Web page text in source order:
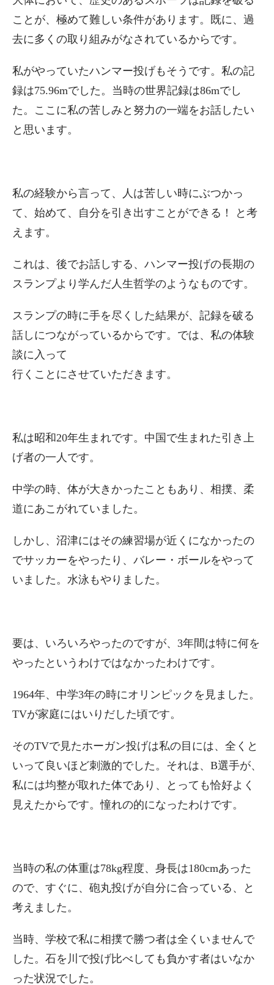
ことが、極めて難しい条件があります。既に、過
去に多くの取り組みがなされているからです。
私がやっていたハンマー投げもそうです。私の記
録は75.96mでした。当時の世界記録は86mでし
た。ここに私の苦しみと努力の一端をお話したい
と思います。
私の経験から言って、人は苦しい時にぶつかっ
て、始めて、自分を引き出すことができる！ と考
えます。
これは、後でお話しする、ハンマー投げの長期の
スランプより学んだ人生哲学のようなものです。
スランプの時に手を尽くした結果が、記録を破る
話しにつながっているからです。では、私の体験
談に入って
行くことにさせていただきます。
私は昭和20年生まれです。中国で生まれた引き上
げ者の一人です。
中学の時、体が大きかったこともあり、相撲、柔
道にあこがれていました。
しかし、沼津にはその練習場が近くになかったの
でサッカーをやったり、バレー・ボールをやって
いました。水泳もやりました。
要は、いろいろやったのですが、3年間は特に何を
やったというわけではなかったわけです。
1964年、中学3年の時にオリンピックを見ました。
TVが家庭にはいりだした頃です。
そのTVで見たホーガン投げは私の目には、全くと
いって良いほど刺激的でした。それは、B選手が、
私には均整が取れた体であり、とっても恰好よく
見えたからです。憧れの的になったわけです。
当時の私の体重は78kg程度、身長は180cmあった
ので、すぐに、砲丸投げが自分に合っている、と
考えました。
当時、学校で私に相撲で勝つ者は全くいませんで
した。石を川で投げ比べしても負かす者はいなか
った状況でした。